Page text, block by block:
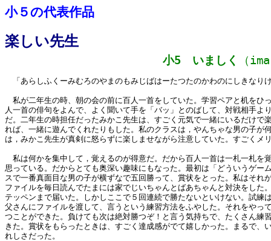
小５の代表作品
楽しい先生
小5 いましく （
「あらしふくーみむろのやまのもみじばはーたつたのかわのにしきなり
私が二年生の時、朝の会の前に百人一首をしていた。学習ペアと机をひ
人一首の俳句をよんで、よく聞いて手を「バッ」とのばして、対戦相手よ
だ。二年生の時担任だったみかこ先生は、すごく元気で一緒にいるだけで
れば、一緒に遊んでくれたりもした。私のクラスは，やんちゃな男の子が
は，みかこ先生が真剣に怒らずに楽しませながら注意していた。すごくメ
私は何かを集中して，覚えるのが得意だ。だから百人一首は一札一札を
思っている。だからとても奥深い趣味にもなった。最初は「どういうゲー
スで一番真面目な男の子が横ずなで五回勝って、賞状をとった。私はそれ
ファイルを毎日読んでたまには家でじいちゃんとばあちゃんと対決をした
テッペンまで届いた。しかしここで５回連続で勝たないといけない。試練
父さんにファイルを渡して、言うという練習方法をふやした。それをやっ
つことができた。負けても次は絶対勝つぞ！と言う気持ちで、たくさん練
きた。賞状をもらったときは、すごく達成感がでて嬉しかった。まるで、
れしさだった。